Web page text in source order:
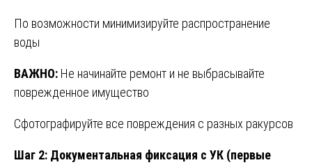
По возможности минимизируйте распространение
воды
ВАЖНО: Не начинайте ремонт и не выбрасывайте
поврежденное имущество
Сфотографируйте все повреждения с разных ракурсов
Шаг 2: Документальная фиксация с УК (первые